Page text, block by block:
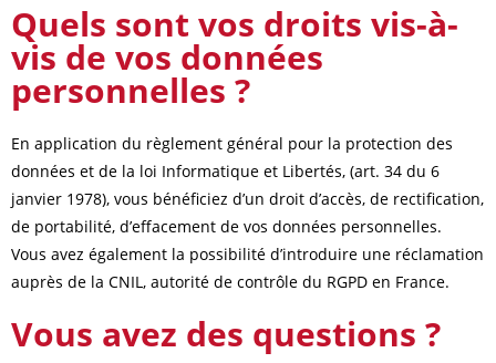
Quels sont vos droits vis-à-
vis de vos données
personnelles ?
En application du règlement général pour la protection des
données et de la loi Informatique et Libertés, (art. 34 du 6
janvier 1978), vous bénéficiez d’un droit d’accès, de rectification,
de portabilité, d’effacement de vos données personnelles.
Vous avez également la possibilité d’introduire une réclamation
auprès de la CNIL, autorité de contrôle du RGPD en France.
Vous avez des questions ?